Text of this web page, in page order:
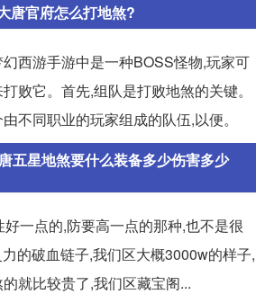
唐官府怎么打地煞?
西游手游中是一种BOSS怪物,玩家可
败它。首先,组队是打败地煞的关键。
不同职业的玩家组成的队伍,以便。
五星地煞要什么装备多少伤害多少
一点的,防要高一点的那种,也不是很
的破血链子,我们区大概3000w的样子,
就比较贵了,我们区藏宝阁...